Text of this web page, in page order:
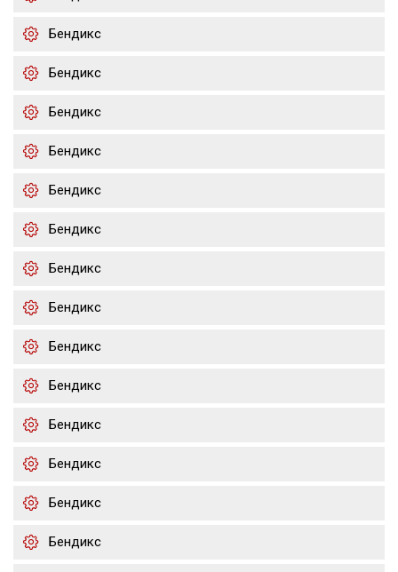
Бендикс
Бендикс
Бендикс
Бендикс
Бендикс
Бендикс
Бендикс
Бендикс
Бендикс
Бендикс
Бендикс
Бендикс
Бендикс
Бендикс